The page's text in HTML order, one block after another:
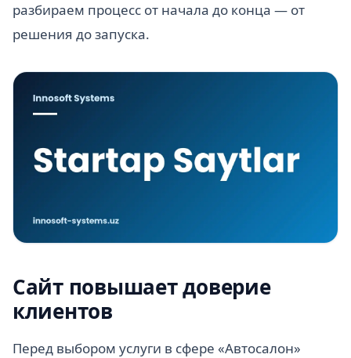
разбираем процесс от начала до конца — от
решения до запуска.
Сайт повышает доверие
клиентов
Перед выбором услуги в сфере «Автосалон»